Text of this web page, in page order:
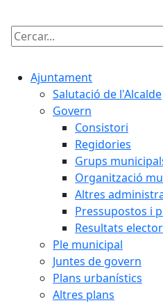
Cercar:
Ajuntament
Salutació de l'Alcalde
Govern
Consistori
Regidories
Grups
Organització
Altres
Pressupostos i
Resultats
Ple municipal
Juntes de govern
Plans urbanístics
Altres plans